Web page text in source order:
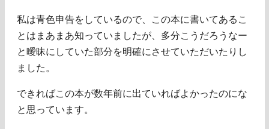
私は青色申告をしているので、この本に書いてあるこ
とはまあまあ知っていましたが、多分こうだろうなー
と曖昧にしていた部分を明確にさせていただいたりし
ました。
できればこの本が数年前に出ていればよかったのにな
と思っています。